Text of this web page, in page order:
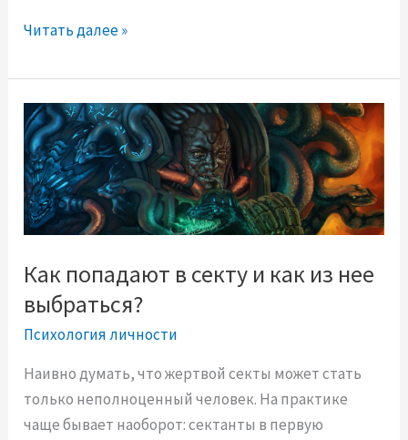
П
о
с
т
о
й
п
с
х
о
л
Читать далее »
Как попадают в секту и как из нее
выбраться?
Психология личности
Наивно думать, что жертвой секты может стать
только неполноценный человек. На практике
чаще бывает наоборот: сектанты в первую